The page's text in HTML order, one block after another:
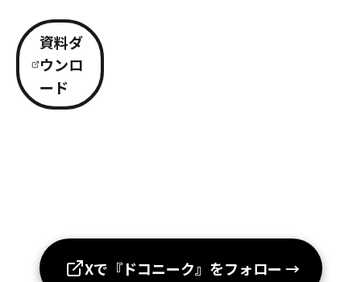
資料ダ
ウンロ
ード
Xで『ドコニーク』をフォロー →